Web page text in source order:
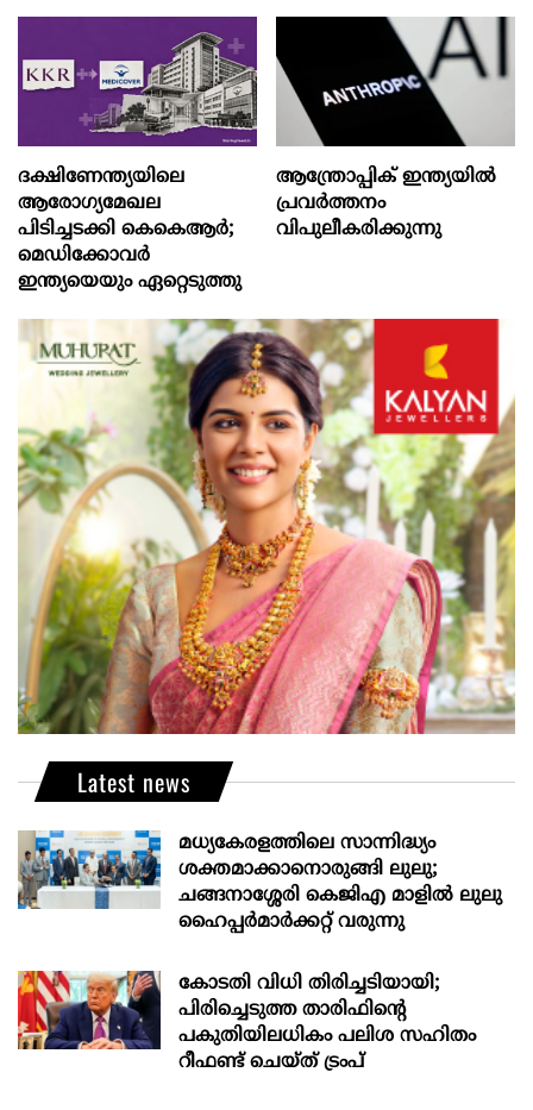
ദക്ഷിണേന്ത്യയിലെ
ആരോഗ്യമേഖല
പിടിച്ചടക്കി കെകെആർ;
മെഡിക്കോവർ
ഇന്ത്യയെയും ഏറ്റെടുത്തു
ആന്ത്രോപ്പിക് ഇന്ത്യയില്‍
പ്രവര്‍ത്തനം
വിപുലീകരിക്കുന്നു
Latest news
മധ്യകേരളത്തിലെ സാന്നിദ്ധ്യം
ശക്തമാക്കാനൊരുങ്ങി ലുലു;
ചങ്ങനാശ്ശേരി കെജിഎ മാളിൽ ലുലു
ഹൈപ്പർമാർക്കറ്റ് വരുന്നു
കോടതി വിധി തിരിച്ചടിയായി;
പിരിച്ചെടുത്ത താരിഫിന്‍റെ
പകുതിയിലധികം പലിശ സഹിതം
റീഫണ്ട് ചെയ്ത് ട്രംപ്